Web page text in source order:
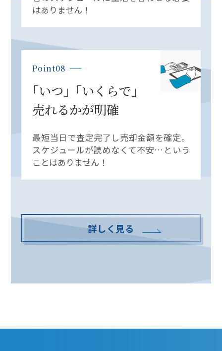
はありません！
Point08
「いつ 」 「いくらで 」
売れるかが明確
最短当日で査定完了し売却金額を確定。
スケジュールが読めなくて不安…という
ことはありません！
詳しく見る